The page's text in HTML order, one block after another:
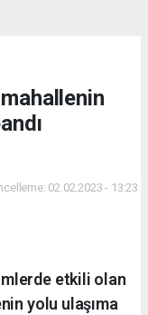
02.02.2023 - 13:23
etkili olan
yolu ulaşıma